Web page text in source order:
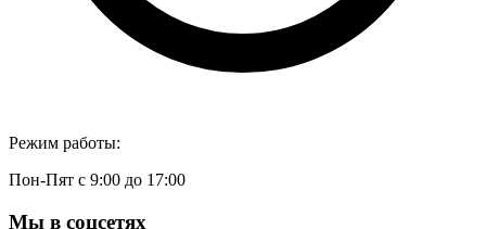
Режим работы:
Пон-Пят с 9:00 до 17:00
Мы в соцсетях